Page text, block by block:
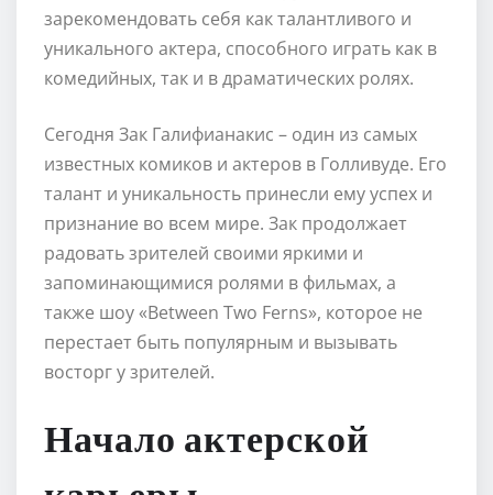
зарекомендовать себя как талантливого и
уникального актера, способного играть как в
комедийных, так и в драматических ролях.
Сегодня Зак Галифианакис – один из самых
известных комиков и актеров в Голливуде. Его
талант и уникальность принесли ему успех и
признание во всем мире. Зак продолжает
радовать зрителей своими яркими и
запоминающимися ролями в фильмах, а
также шоу «Between Two Ferns», которое не
перестает быть популярным и вызывать
восторг у зрителей.
Начало актерской